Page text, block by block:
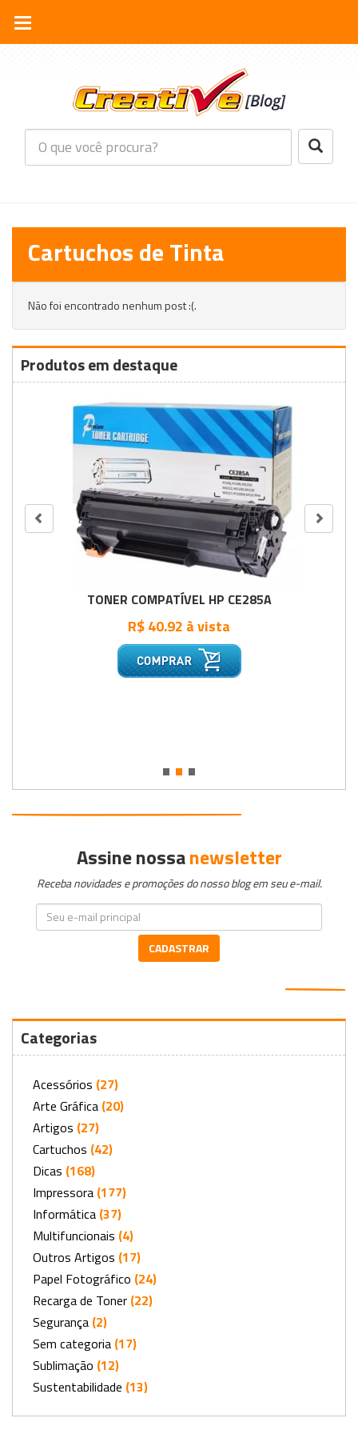
Cartuchos de Tinta
Não foi encontrado nenhum post :(.
Produtos em destaque
TONER COMPATÍVEL HP CE285A
R$ 40.92 à vista
•••
Assine nossanewsletter
Receba novidades e promoções do nosso blog em seu e-mail.
CADASTRAR
Categorias
Acessórios (27)
Arte Gráfica (20)
Artigos (27)
Cartuchos (42)
Dicas (168)
Impressora (177)
Informática (37)
Multifuncionais (4)
Outros Artigos (17)
Papel Fotográfico (24)
Recarga de Toner (22)
Segurança (2)
Sem categoria (17)
Sublimação (12)
Sustentabilidade (13)